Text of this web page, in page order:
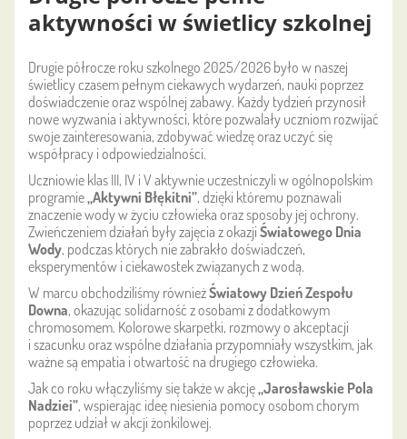
aktywności w świetlicy szkolnej
Drugie półrocze roku szkolnego 2025/2026 było w naszej
świetlicy czasem pełnym ciekawych wydarzeń, nauki poprzez
doświadczenie oraz wspólnej zabawy. Każdy tydzień przynosił
nowe wyzwania i aktywności, które pozwalały uczniom rozwijać
swoje zainteresowania, zdobywać wiedzę oraz uczyć się
współpracy i odpowiedzialności.
Uczniowie klas III, IV i V aktywnie uczestniczyli w ogólnopolskim
programie„Aktywni Błękitni”, dzięki któremu poznawali
znaczenie wody w życiu człowieka oraz sposoby jej ochrony.
Zwieńczeniem działań były zajęcia z okazji Światowego Dnia
Wody, podczas których nie zabrakło doświadczeń,
eksperymentów i ciekawostek związanych z wodą.
W marcu obchodziliśmy równieżŚwiatowy Dzień Zespołu
Downa, okazując solidarność z osobami z dodatkowym
chromosomem. Kolorowe skarpetki, rozmowy o akceptacji
i szacunku oraz wspólne działania przypomniały wszystkim, jak
ważne są empatia i otwartość na drugiego człowieka.
Jak co roku włączyliśmy się także w akcję„Jarosławskie Pola
Nadziei”, wspierając ideę niesienia pomocy osobom chorym
poprzez udział w akcji żonkilowej.